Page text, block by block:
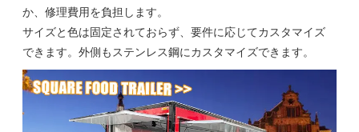
か、修理費用を負担します。
サイズと色は固定されておらず、要件に応じてカスタマイズ
できます。外側もステンレス鋼にカスタマイズできます。